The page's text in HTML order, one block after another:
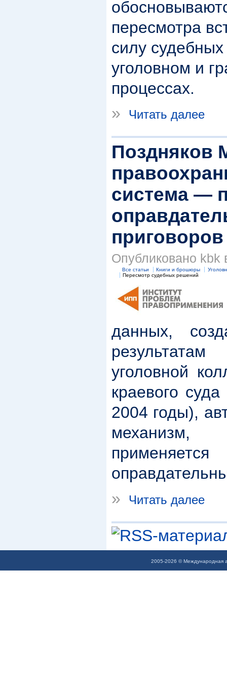
пересмотра
силу
уголовном и
процессах.
»
Читать далее
Поздняков
система —
приговоров
Опубликовано kbk
Все статьи Книги и брошюры
Пересмотр судебных решений
данных,
уголовной
краевого
2004 годы),
механизм,
»
Читать далее
2005-2026 © Международная